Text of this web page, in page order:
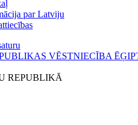
par Latviju
REPUBLIKĀ